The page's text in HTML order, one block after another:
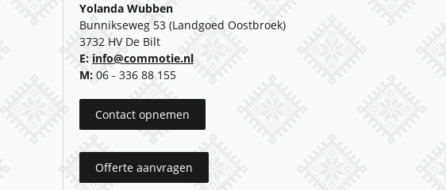
Yolanda Wubben
Bunnikseweg 53 (Landgoed Oostbroek)
3732 HV De Bilt
E: info@commotie.nl
M: 06 - 336 88 155
Contact opnemen
Offerte aanvragen